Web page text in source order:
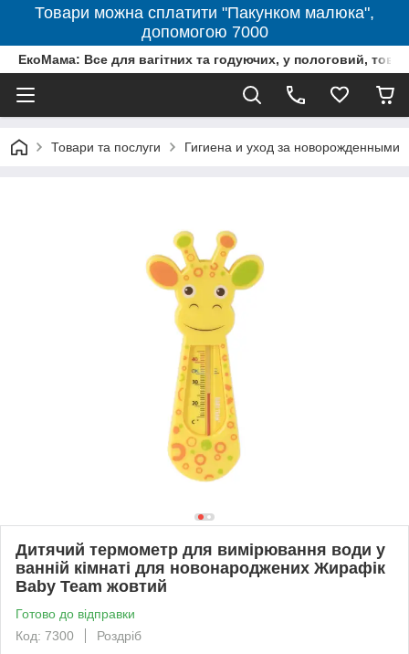
Товари можна сплатити "Пакунком малюка",
допомогою 7000
ЕкоМама: Все для вагітних та годуючих, у пологовий,
Товари та послуги Гигиена и уход за новорожденными
Дитячий термометр для вимірювання води у
ванній кімнаті для новонароджених Жирафік
Baby Team жовтий
Готово до відправки
Код: 7300
Роздріб